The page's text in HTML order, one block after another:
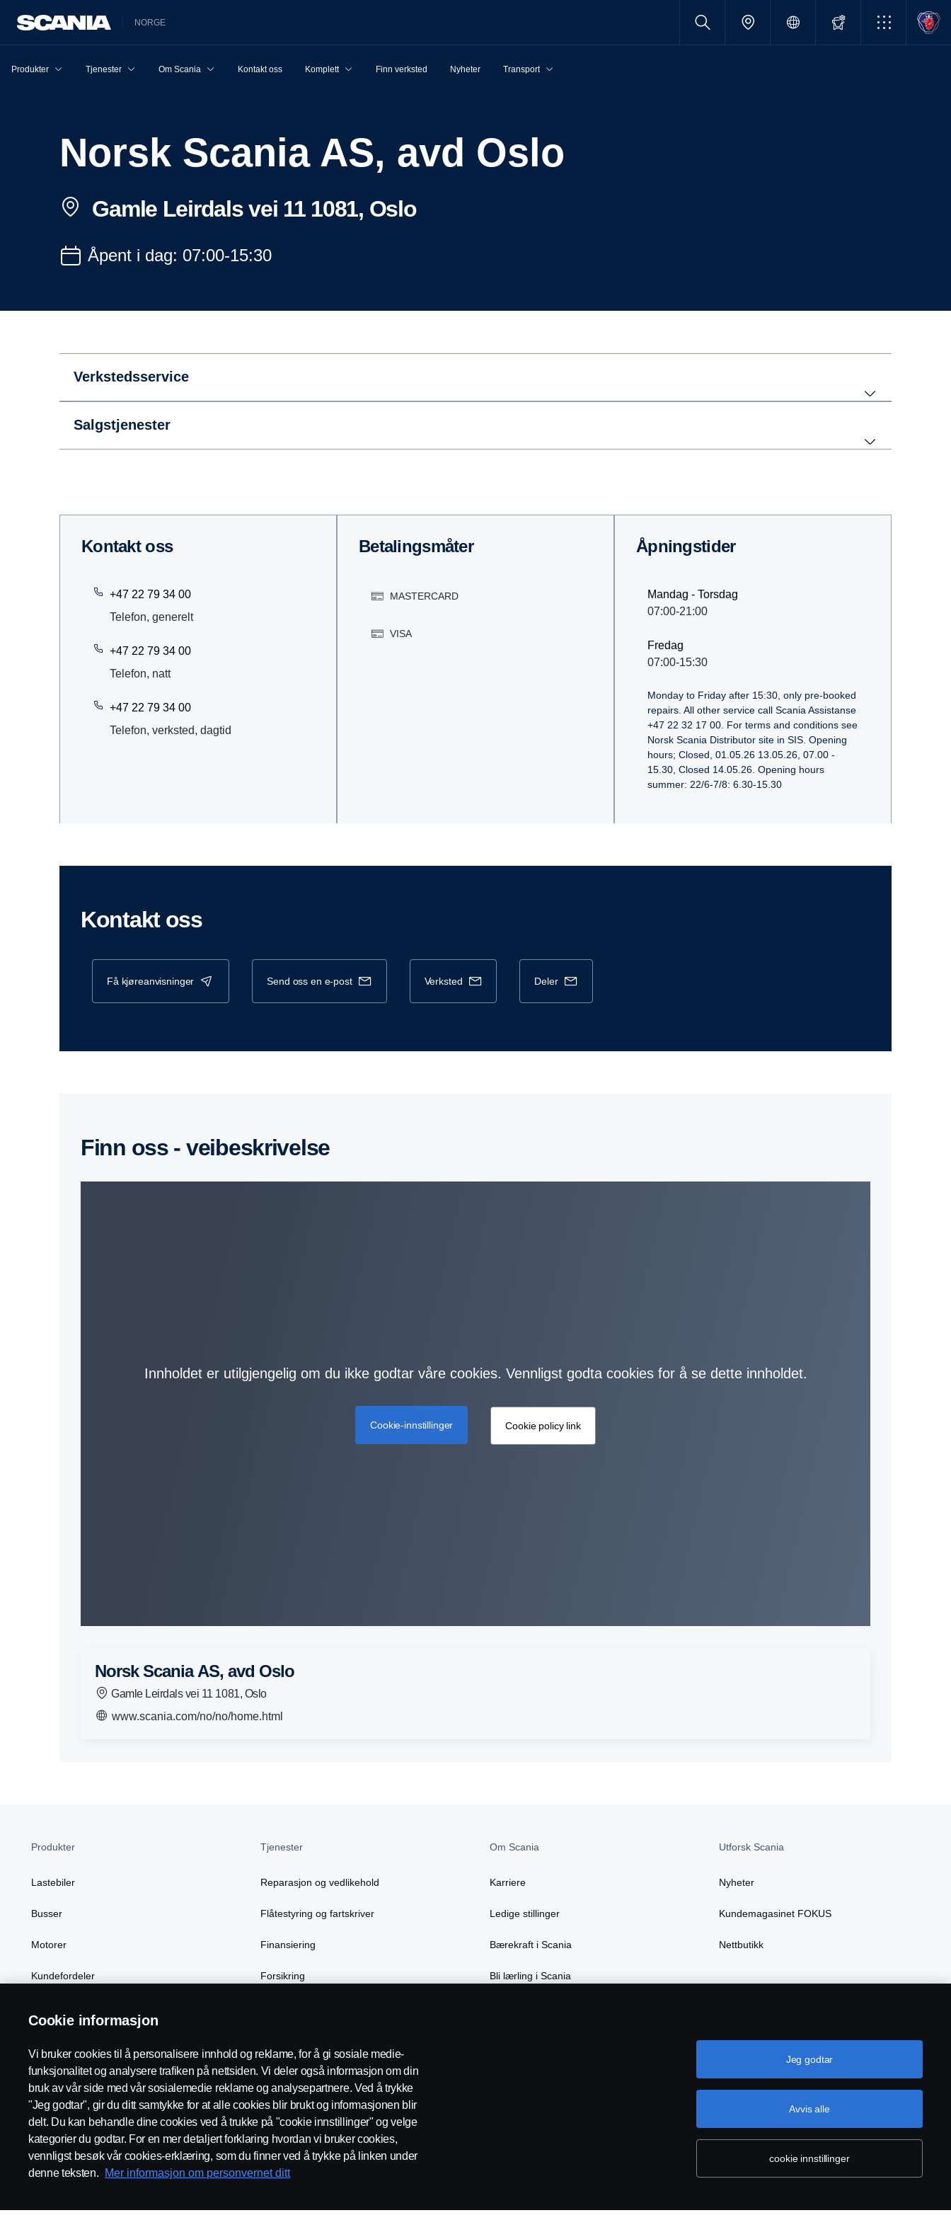
NORGE
Produkter Tjenester Om Scania Kontakt oss Komplett Finn verksted Nyheter Transport
Norsk Scania AS, avd Oslo
Gamle Leirdals vei 11 1081, Oslo
Åpent i dag: 07:00-15:30
Verkstedsservice
Salgstjenester
Kontakt oss
+47 22 79 34 00
Telefon, generelt
+47 22 79 34 00
Telefon, natt
+47 22 79 34 00
Telefon, verksted, dagtid
Betalingsmåter
MASTERCARD
VISA
Åpningstider
Mandag - Torsdag
07:00-21:00
Fredag
07:00-15:30
Monday to Friday after 15:30, only pre-booked
repairs. All other service call Scania Assistanse
+47 22 32 17 00. For terms and conditions see
Norsk Scania Distributor site in SIS. Opening
hours; Closed, 01.05.26 13.05.26, 07.00 -
15.30, Closed 14.05.26. Opening hours
summer: 22/6-7/8: 6.30-15.30
Kontakt oss
få kjøreanvisninger send oss en e-post verksted deler
Finn oss - veibeskrivelse
Innholdet er utilgjengelig om du ikke godtar våre cookies. Vennligst godta cookies for å se dette innholdet.
Cookie-innstillinger Cookie policy link
Norsk Scania AS, avd Oslo
Gamle Leirdals vei 11 1081, Oslo
www.scania.com/no/no/home.html
Produkter
Lastebiler
Busser
Motorer
Kundefordeler
Tjenester
Reparasjon og vedlikehold
Flåtestyring og fartskriver
Finansiering
Forsikring
Om Scania
Karriere
Ledige stillinger
Bærekraft i Scania
Bli lærling i Scania
Utforsk Scania
Nyheter
Kundemagasinet FOKUS
Nettbutikk
Scania in Your Region:
Juridisk merknad Personvernerklæring Cookies Kontakt oss Varsling Åpenhetsloven Cookie-innstillinger
Cookie informasjon
Vi bruker cookies til å personalisere innhold og reklame, for å gi sosiale medie-
funksjonalitet og analysere trafiken på nettsiden. Vi deler også informasjon om din
bruk av vår side med vår sosialemedie reklame og analysepartnere. Ved å trykke
"Jeg godtar", gir du ditt samtykke for at alle cookies blir brukt og informasjonen blir
delt. Du kan behandle dine cookies ved å trukke på "cookie innstillinger" og velge
kategorier du godtar. For en mer detaljert forklaring hvordan vi bruker cookies,
vennligst besøk vår cookies-erklæring, som du finner ved å trykke på linken under
denne teksten.
Mer informasjon om personvernet ditt
cookie innstillinger
Avvis alle
Jeg godtar